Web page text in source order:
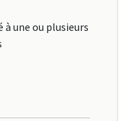
à une ou plusieurs